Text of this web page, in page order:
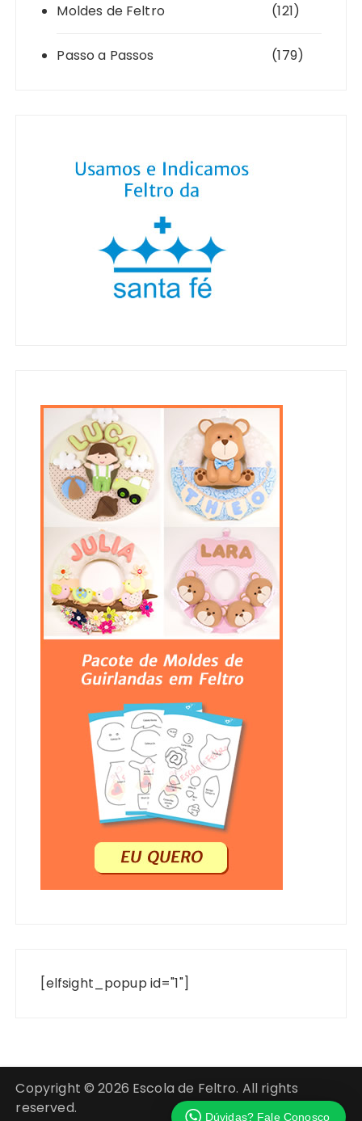
Moldes de Feltro (121)
Passo a Passos (179)
[elfsight_popup id="1"]
Copyright © 2026 Escola de Feltro. All rights
reserved.
Dúvidas? Fale Conosco